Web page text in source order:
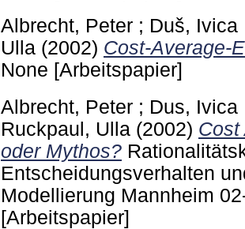
Albrecht, Peter ; Duš, Ivica
Ulla (2002) Cost-Average-
None [Arbeitspapier]
Albrecht, Peter ; Dus, Ivica
Ruckpaul, Ulla (2002) Cost
oder Mythos?
Entscheidungsverhalten
Modellierung Mannheim
[Arbeitspapier]